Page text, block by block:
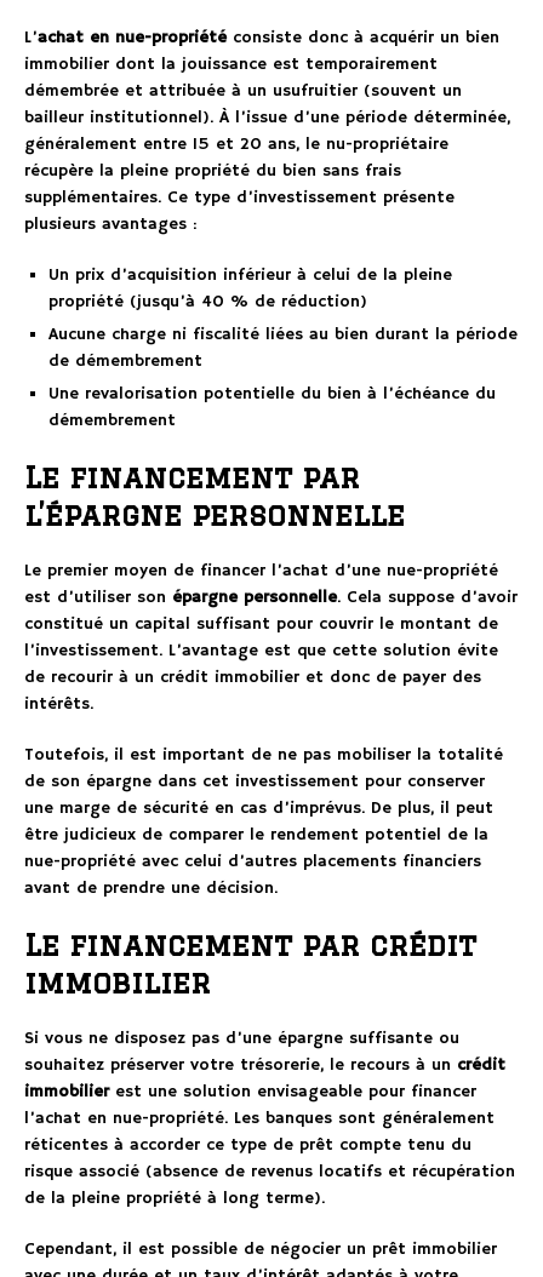
L’achat en nue-propriétéconsiste donc à acquérir un bien
immobilier dont la jouissance est temporairement
démembrée et attribuée à un usufruitier (souvent un
bailleur institutionnel). À l’issue d’une période déterminée,
généralement entre 15 et 20 ans, le nu-propriétaire
récupère la pleine propriété du bien sans frais
supplémentaires. Ce type d’investissement présente
plusieurs avantages :
Un prix d’acquisition inférieur à celui de la pleine
propriété (jusqu’à 40 % de réduction)
Aucune charge ni fiscalité liées au bien durant la période
de démembrement
Une revalorisation potentielle du bien à l’échéance du
démembrement
Le financement par
l’épargne personnelle
Le premier moyen de financer l’achat d’une nue-propriété
est d’utiliser son épargne personnelle. Cela suppose d’avoir
constitué un capital suffisant pour couvrir le montant de
l’investissement. L’avantage est que cette solution évite
de recourir à un crédit immobilier et donc de payer des
intérêts.
Toutefois, il est important de ne pas mobiliser la totalité
de son épargne dans cet investissement pour conserver
une marge de sécurité en cas d’imprévus. De plus, il peut
être judicieux de comparer le rendement potentiel de la
nue-propriété avec celui d’autres placements financiers
avant de prendre une décision.
Le financement par crédit
immobilier
Si vous ne disposez pas d’une épargne suffisante ou
souhaitez préserver votre trésorerie, le recours à un crédit
immobilierest une solution envisageable pour financer
l’achat en nue-propriété. Les banques sont généralement
réticentes à accorder ce type de prêt compte tenu du
risque associé (absence de revenus locatifs et récupération
de la pleine propriété à long terme).
Cependant, il est possible de négocier un prêt immobilier